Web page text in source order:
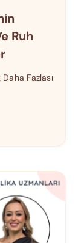
Ruh
Fazlası